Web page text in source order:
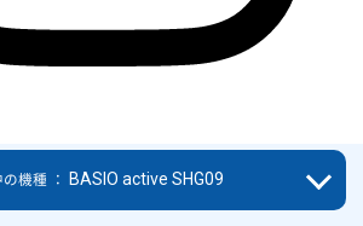
機種 ： BASIO active SHG09